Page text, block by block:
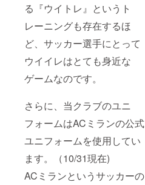
る『ウイトレ』というト
レーニングも存在するほ
ど、サッカー選手にとって
ウイイレはとても身近な
ゲームなのです。
さらに、当クラブのユニ
フォームはACミランの公式
ユニフォームを使用してい
ます。（10/31現在)
ACミランというサッカーの